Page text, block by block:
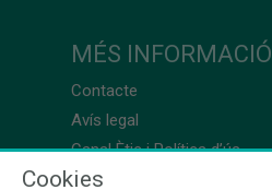
MÉS INFORMACIÓ
Contacte
Avís legal
Canal Ètic i Política d’ús
Cookies